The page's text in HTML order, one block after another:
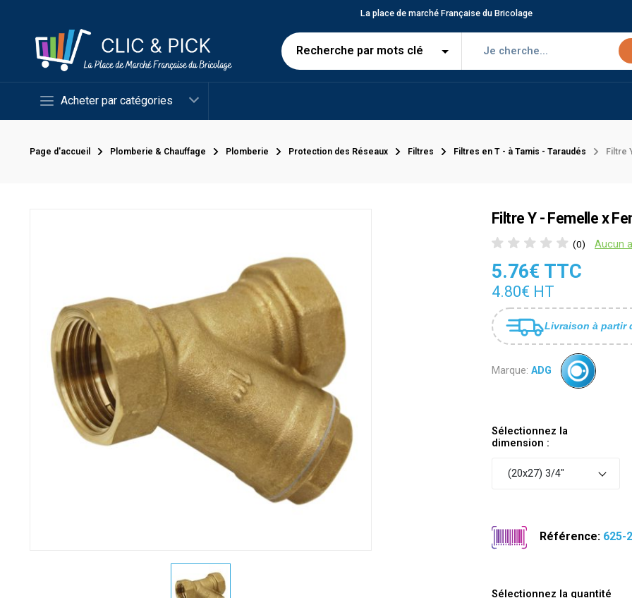
La place de marché Française du Bricolage
Acheter par catégories
Page d'accueil Plomberie & Chauffage Plomberie Protection des Réseaux Filtres Filtres en T - à Tamis - Taraudés Filtre
Filtre Y - Femelle x
(0) Aucun
5.76€ TTC
4.80€ HT
Livraison à partir
Marque: ADG
Sélectionnez la
dimension :
(20x27) 3/4"
Référence: 625-
Sélectionnez la quantité